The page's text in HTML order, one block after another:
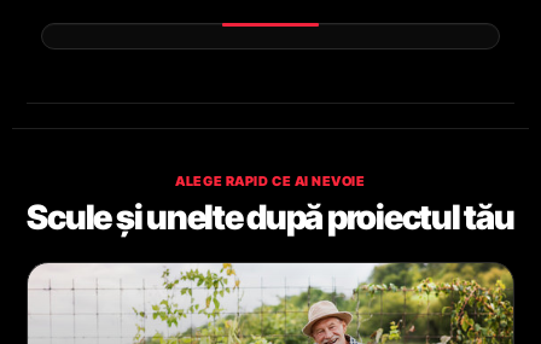
ALEGE RAPID CE AI NEVOIE
Scule și unelte după proiectul tău